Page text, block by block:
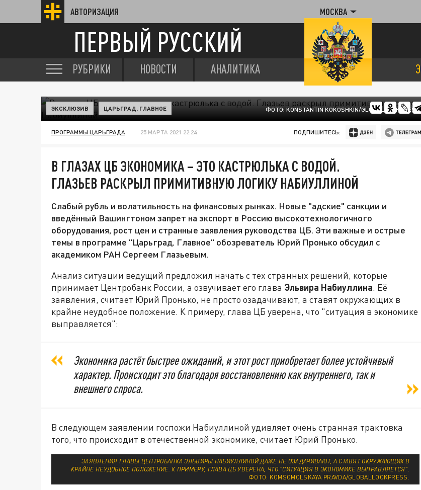
АВТОРИЗАЦИЯ МОСКВА
ПЕРВЫЙ РУССКИЙ
РУБРИКИ НОВОСТИ АНАЛИТИКА
ФОТО: KONSTANTIN KOKOSHKIN/GLOBALLOOKPRESS
ЭКСКЛЮЗИВ ЦАРЬГРАД. ГЛАВНОЕ
ПРОГРАММЫ ЦАРЬГРАДА 25 МАРТА 2021 22:24 ПОДПИШИТЕСЬ:
В ГЛАЗАХ ЦБ ЭКОНОМИКА – ЭТО КАСТРЮЛЬКА С ВОДОЙ.
ГЛАЗЬЕВ РАСКРЫЛ ПРИМИТИВНУЮ ЛОГИКУ НАБИУЛЛИНОЙ
Слабый рубль и волатильность на финансовых рынках. Новые "адские" санкции и
введённый Вашингтоном запрет на экспорт в Россию высокотехнологичного
оборудования, рост цен и странные заявления руководства ЦБ. Эти важные и острые
темы в программе "Царьград. Главное" обозреватель Юрий Пронько обсудил с
академиком РАН Сергеем Глазьевым.
Анализ ситуации ведущий предложил начать с тех странных решений, которые
принимает Центробанк России, а озвучивает его глава Эльвира Набиуллина. Её
заявления, считает Юрий Пронько, не просто озадачивают, а ставят окружающих в
крайне неудобное положение. К примеру, глава ЦБ уверена, что "ситуация в экономике
выправляется":
Экономика растёт быстрее ожиданий, и этот рост приобретает более устойчивый
характер. Происходит это благодаря восстановлению как внутреннего, так и
внешнего спроса.
В следующем заявлении госпожи Набиуллиной удивляет очень странная трактовка
того, что происходит в отечественной экономике, считает Юрий Пронько.
ЗАЯВЛЕНИЯ ГЛАВЫ ЦЕНТРОБАНКА ЭЛЬВИРЫ НАБИУЛЛИНОЙ ДАЖЕ НЕ ОЗАДАЧИВАЮТ, А СТАВЯТ ОКРУЖАЮЩИХ В
КРАЙНЕ НЕУДОБНОЕ ПОЛОЖЕНИЕ. К ПРИМЕРУ, ГЛАВА ЦБ УВЕРЕНА, ЧТО "СИТУАЦИЯ В ЭКОНОМИКЕ ВЫПРАВЛЯЕТСЯ".
ФОТО: KOMSOMOLSKAYA PRAVDA/GLOBALLOOKPRESS.